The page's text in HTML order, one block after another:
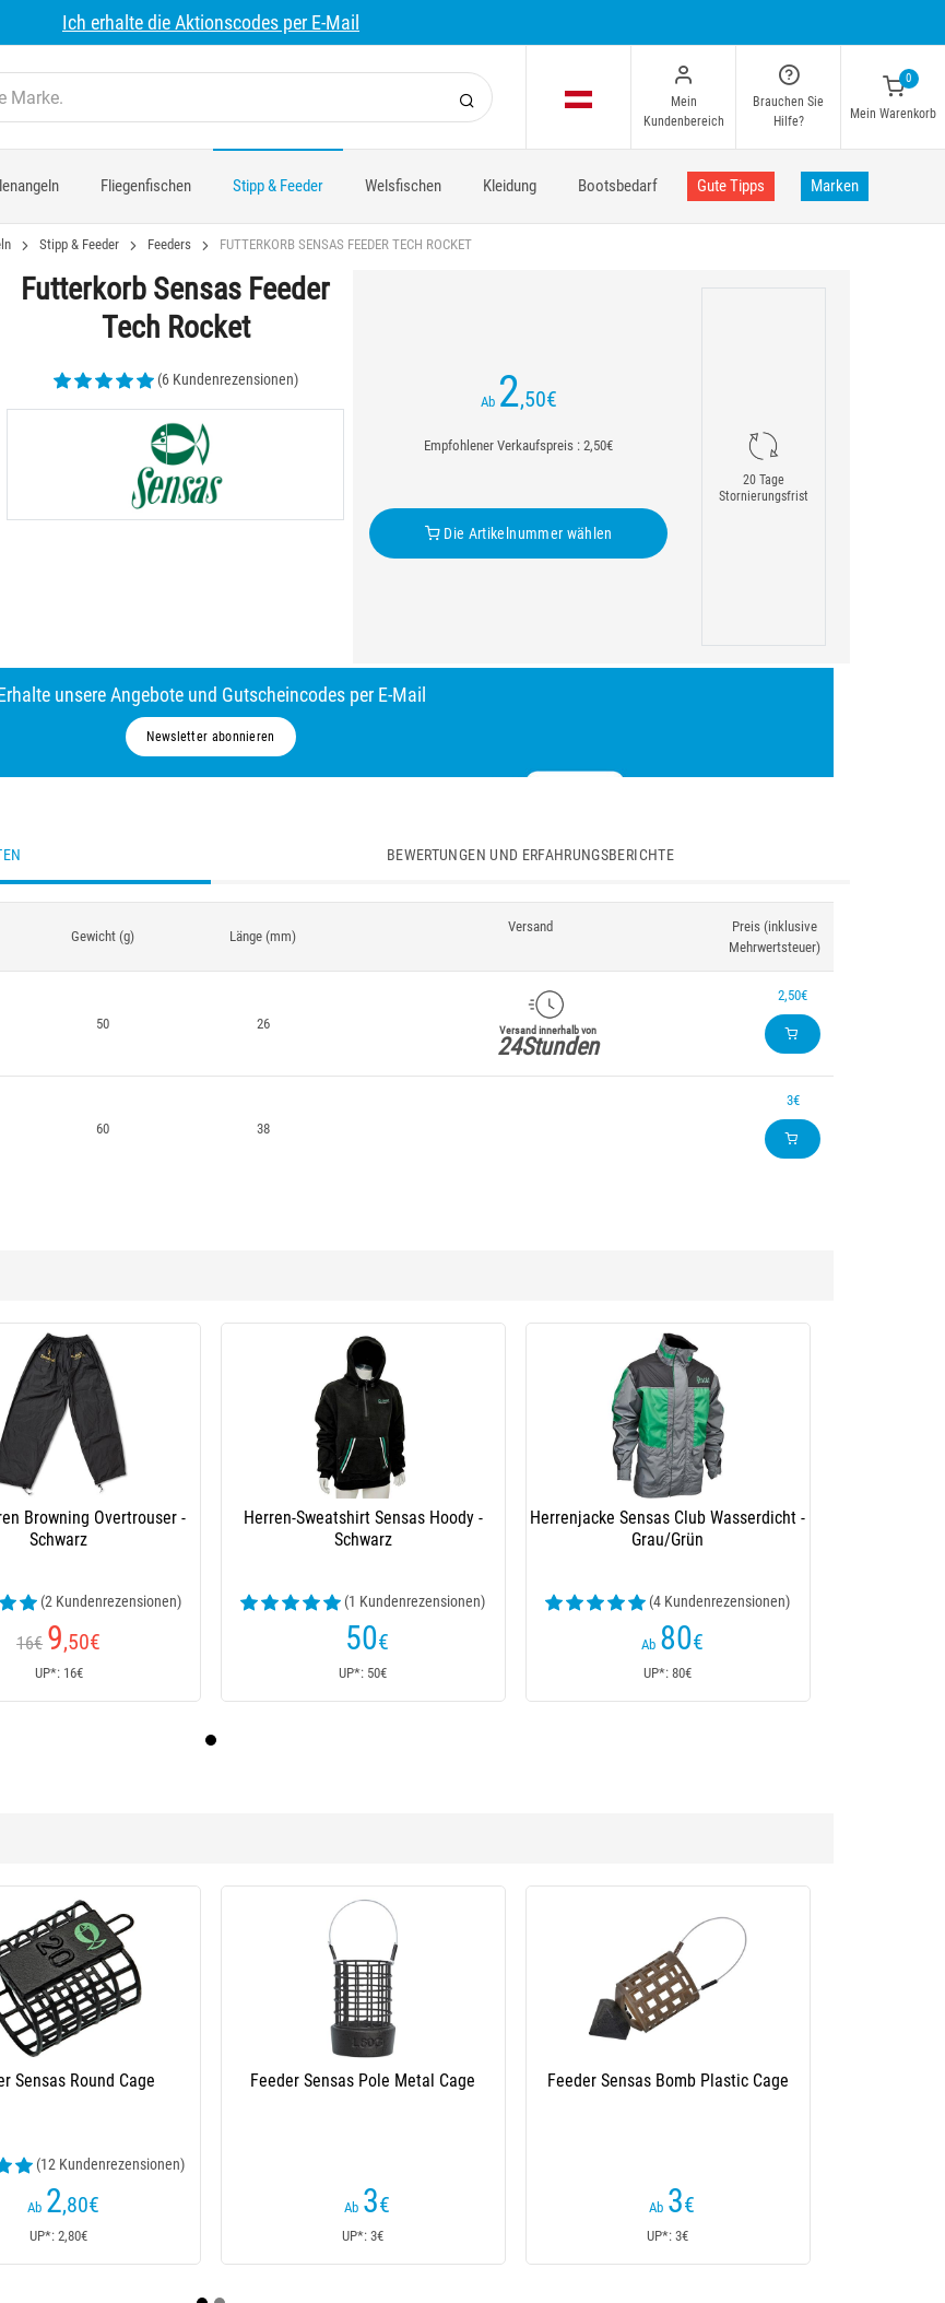
Ich erhalte die Aktionscodes per E-Mail
Mein
Kundenbereich
Brauchen Sie
Hilfe?
0
Mein Warenkorb
Fliegenfischen Stipp & Feeder Welsfischen Kleidung Bootsbedarf Gute Tipps Marken
Stipp & Feeder Feeders FUTTERKORB SENSAS FEEDER TECH ROCKET
Futterkorb Sensas Feeder
Tech Rocket
(6 Kundenrezensionen)
Ab 2,50€
Empfohlener Verkaufspreis : 2,50€
Die Artikelnummer wählen
20 Tage
Stornierungsfrist
unsere Angebote und Gutscheincodes per E-Mail
Newsletter abonnieren
BEWERTUNGEN UND ERFAHRUNGSBERICHTE
Gewicht (g) Länge (mm)
Versand
Preis (inklusive
Mehrwertsteuer)
50 26 Versand innerhalb von
24Stunden
2,50€
60 38
3€
Browning Overtrouser -
Schwarz
(2 Kundenrezensionen)
16€ 9,50€
UP*: 16€
Herren-Sweatshirt Sensas Hoody -
Schwarz
(1 Kundenrezensionen)
50€
UP*: 50€
Herrenjacke Sensas Club Wasserdicht -
Grau/Grün
(4 Kundenrezensionen)
Ab 80€
UP*: 80€
Form Sensas Eds Moule
Ab 5€
UP*: 5€
Blei Für Feeder Sensas Eds Square
Ab 4€
UP*: 4€
Schnellverbinder Für Feeder Sensas
3,50
UP*: 3,50€